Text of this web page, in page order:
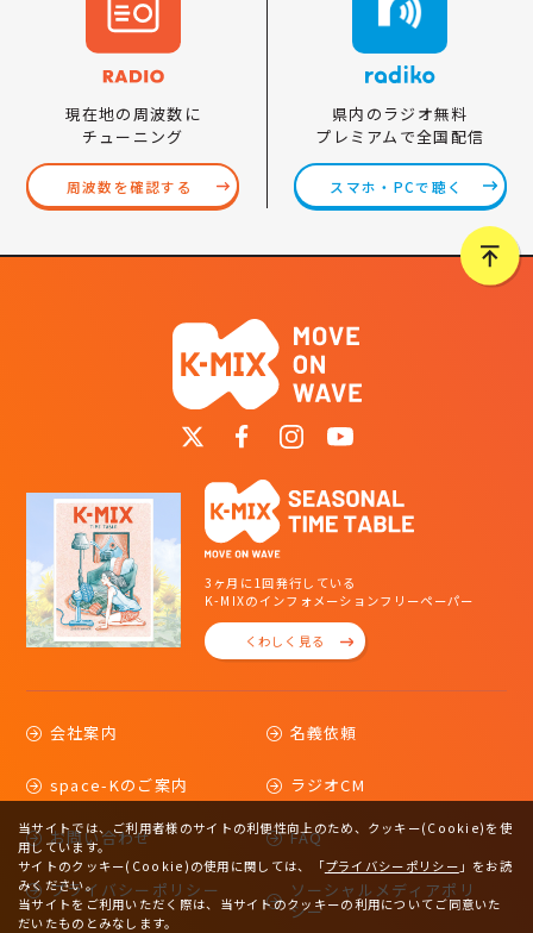
現在地の周波数に
チューニング
周波数を確認する
県内のラジオ無料
プレミアムで全国配信
スマホ・PCで聴く
3ヶ月に1回発行している
K-MIXのインフォメーションフリーペーパー
くわしく見る
会社案内 名義依頼
space-Kのご案内 ラジオCM
お問い合わせ FAQ
プライバシーポリシー
ソーシャルメディアポリ
シー
当サイトでは、ご利用者様のサイトの利便性向上のため、クッキー(Cookie)を使
用しています。
サイトのクッキー(Cookie)の使用に関しては、
「プライバシーポリシー 」をお読
みください。
当サイトをご利用いただく際は、当サイトのクッキーの利用についてご同意いた
だいたものとみなします。